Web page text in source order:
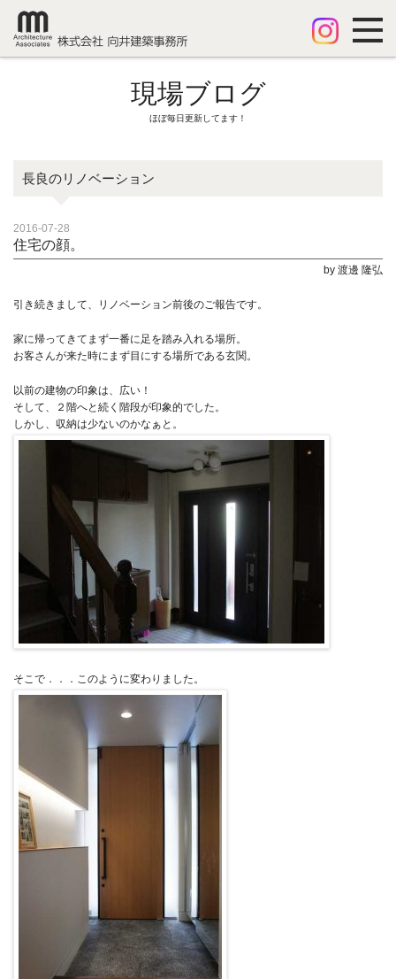
現場ブログ
ほぼ毎日更新してます！
長良のリノベーション
2016-07-28
住宅の顔。
by 渡邊 隆弘
引き続きまして、リノベーション前後のご報告です。
家に帰ってきてまず一番に足を踏み入れる場所。
お客さんが来た時にまず目にする場所である玄関。
以前の建物の印象は、広い！
そして、２階へと続く階段が印象的でした。
しかし、収納は少ないのかなぁと。
そこで．．．このように変わりました。